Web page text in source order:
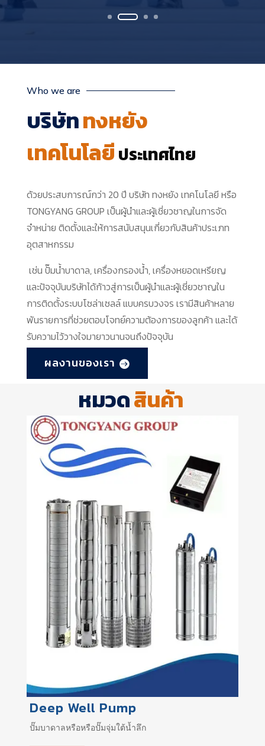
Who we are
บริษัททงหยัง
เทคโนโลยีประเทศไทย
ด้วยประสบการณ์กว่า 20 ปี บริษัท ทงหยัง เทคโนโลยี หรือ
TONGYANG GROUP เป็นผู้นำและผู้เชี่ยวชาญในการจัด
จำหน่าย ติดตั้งและให้การสนับสนุนเกี่ยวกับสินค้าประเภท
อุตสาหกรรม
เช่น ปั๊มน้ำบาดาล, เครื่องกรองน้ำ, เครื่องหยอดเหรียญ
และปัจจุบันบริษัทได้ก้าวสู่การเป็นผู้นำและผู้เชี่ยวชาญใน
การติดตั้งระบบโซล่าเซลล์ แบบครบวงจร เรามีสินค้าหลาย
พันรายการที่ช่วยตอบโจทย์ความต้องการของลูกค้า และได้
รับความไว้วางใจมายาวนานจนถึงปัจจุบัน
ผลงานของเรา
หมวดสินค้า
Deep Well Pump
ปั๊มบาดาลหรือหรือปั๊มจุ่มใต้น้ำลึก